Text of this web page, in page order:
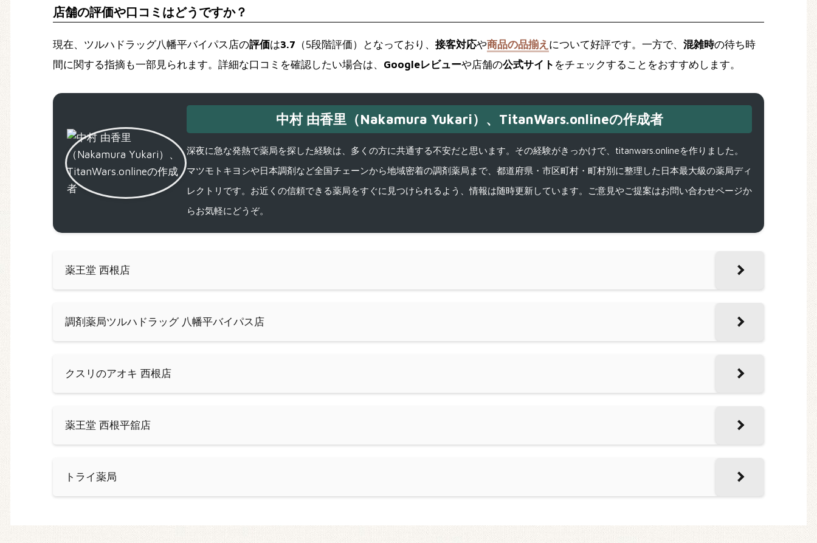
店舗の評価や口コミはどうですか？
現在、ツルハドラッグ八幡平バイパス店の評価は3.7 （5段階評価）となっており、 接客対応や商品の品揃え について好評です。一方で、 混雑時の待ち時
間に関する指摘も一部見られます。詳細な口コミを確認したい場合は、 Googleレビューや店舗の公式サイト をチェックすることをおすすめします。
中村 由香里（Nakamura Yukari）、TitanWars.onlineの作成者
深夜に急な発熱で薬局を探した経験は、多くの方に共通する不安だと思います。その経験がきっかけで、titanwars.onlineを作りました。
マツモトキヨシや日本調剤など全国チェーンから地域密着の調剤薬局まで、都道府県・市区町村・町村別に整理した日本最大級の薬局ディ
レクトリです。お近くの信頼できる薬局をすぐに見つけられるよう、情報は随時更新しています。ご意見やご提案はお問い合わせページか
らお気軽にどうぞ。
薬王堂 西根店
調剤薬局ツルハドラッグ 八幡平バイパス店
クスリのアオキ 西根店
薬王堂 西根平舘店
トライ薬局